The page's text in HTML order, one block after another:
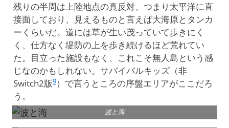
残りの半周は上陸地点の真反対、つまり太平洋に直
接面しており、見えるものと言えば大海原とタンカ
ーくらいだ。道には草が生い茂っていて歩きにく
く、仕方なく堤防の上を歩き続けるほど荒れてい
た。目立った施設もなく、これこそ無人島という感
じなのかもしれない。サバイバルキッズ（非
Switch2版9）で言うところの序盤エリアがここだろ
う。
波と海